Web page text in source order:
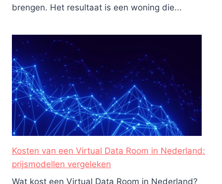
brengen. Het resultaat is een woning die...
Kosten van een Virtual Data Room in Nederland:
prijsmodellen vergeleken
Wat kost een Virtual Data Room in Nederland?